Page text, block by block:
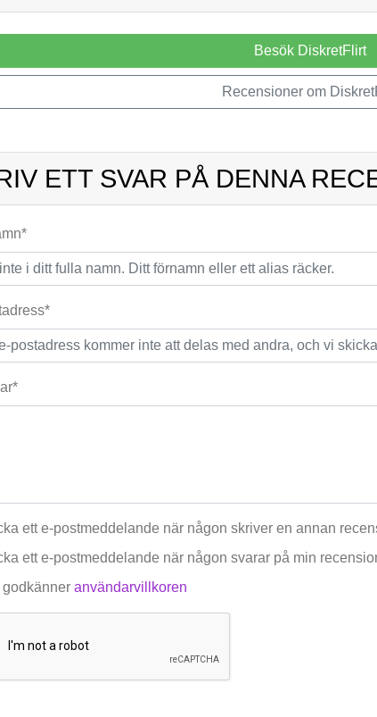
Besök DiskretFlirt
Recensioner om
ETT SVAR PÅ DENNA
ett e-postmeddelande när någon skriver en annan
ett e-postmeddelande när någon svarar på min
godkänner användarvillkoren